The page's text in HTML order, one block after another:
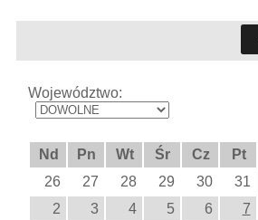
Województwo:
Nd Pn Wt Śr Cz Pt
26
27 28 29 30 31
2
3 4 5 6 7